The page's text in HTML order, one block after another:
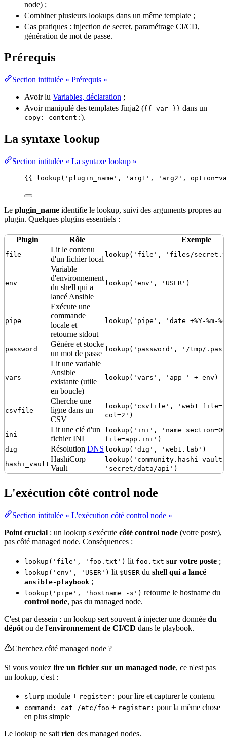
node) ;
Combiner plusieurs lookups dans un même template ;
Cas pratiques : injection de secret, paramétrage CI/CD,
génération de mot de passe.
Prérequis
Section intitulée « Prérequis »
Avoir lu Variables, déclaration ;
Avoir manipulé des templates Jinja2 ({{ var }} dans un
copy: content: ).
La syntaxe lookup
Section intitulée « La syntaxe lookup »
{{ lookup( ' plugin_name ' , ' arg1 ' , ' arg2 ' , option=
Le plugin_name identifie le lookup, suivi des arguments propres au
plugin. Quelques plugins essentiels :
Plugin Rôle Exemple
file
Lit le contenu
d'un fichier local lookup('file', 'files/
env
Variable
d'environnement
du shell qui a
lancé Ansible
lookup('env', 'USER')
pipe
Exécute une
commande
locale et
retourne stdout
lookup('pipe', 'date +%Y-%m-
password
Génère et stocke
un mot de passe lookup('password', '/tmp/
vars
Lit une variable
Ansible
existante (utile
en boucle)
lookup('vars', 'app_' + env)
csvfile
Cherche une
ligne dans un
CSV
lookup('csvfile', 'web1
col=2')
ini
Lit une clé d'un
fichier INI
lookup('ini', 'name
file=app.ini')
dig
Résolution DNS lookup('dig', 'web1.lab')
hashi_vault
HashiCorp
Vault
'secret/data/api')
L'exécution côté control node
Section intitulée « L'exécution côté control node »
Point crucial : un lookup s'exécute côté control node (votre poste),
pas côté managed node. Conséquences :
lookup('file', 'foo.txt') lit foo.txt sur votre poste ;
lookup('env', 'USER') lit $USER du shell qui a lancé
ansible-playbook ;
lookup('pipe', 'hostname -s') retourne le hostname du
control node, pas du managed node.
C'est par dessein : un lookup sert souvent à injecter une donnée du
dépôt ou de l'environnement de CI/CD dans le playbook.
Cherchez côté managed node ?
Si vous voulez lire un fichier sur un managed node, ce n'est pas
un lookup, c'est :
slurp module + register: pour lire et capturer le contenu
command: cat /etc/foo + register: pour la même chose
en plus simple
Le lookup ne sait rien des managed nodes.